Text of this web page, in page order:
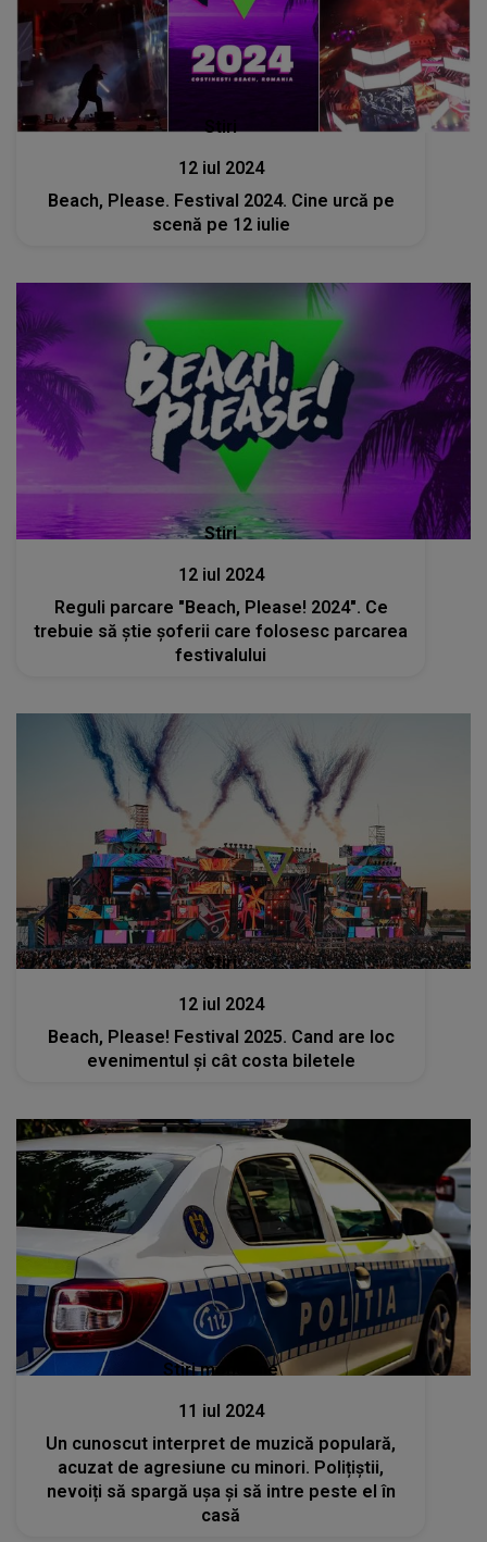
Stiri
12 iul 2024
Beach, Please. Festival 2024. Cine urcă pe
scenă pe 12 iulie
Stiri
12 iul 2024
Reguli parcare "Beach, Please! 2024". Ce
trebuie să știe șoferii care folosesc parcarea
festivalului
Stiri
12 iul 2024
Beach, Please! Festival 2025. Cand are loc
evenimentul și cât costa biletele
Stiri mondene
11 iul 2024
Un cunoscut interpret de muzică populară,
acuzat de agresiune cu minori. Polițiștii,
nevoiți să spargă ușa și să intre peste el în
casă